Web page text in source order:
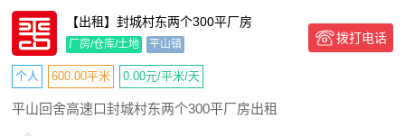
【出租】封城村东两个300平厂房
厂房/仓库/土地 平山镇 拨打电话
个人 600.00平米 0.00元/平米/天
平山回舍高速口封城村东两个300平厂房出租